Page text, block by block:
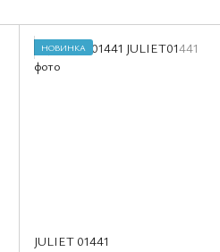
НОВИНКА
JULIET 01441